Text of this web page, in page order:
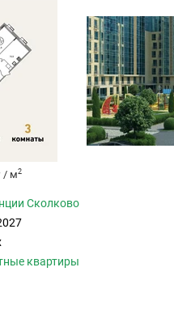
/ м2
Сколково
квартиры